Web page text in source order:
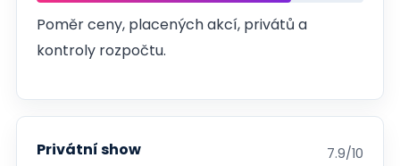
Poměr ceny, placených akcí, privátů a
kontroly rozpočtu.
Privátní show 7.9/10